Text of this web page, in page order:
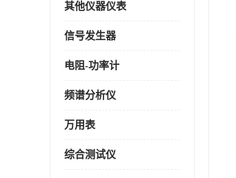
其他仪器仪表
信号发生器
电阻-功率计
频谱分析仪
万用表
综合测试仪